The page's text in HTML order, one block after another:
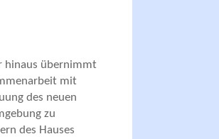
hinaus übernimmt
mit
des neuen
zu
des Hauses